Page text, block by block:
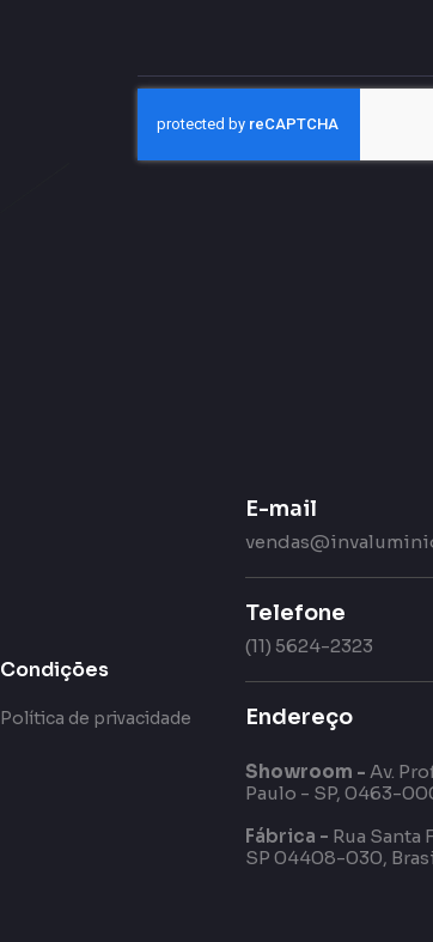
Condições
Política de privacidade
E-mail
Telefone
(11) 5624-2323
Endereço
Showroom - Av.
Paulo - SP, 0463-
Fábrica - Rua Santa
SP 04408-030,